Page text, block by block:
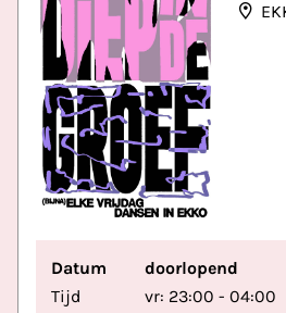
Datum
doorlopend
Tijd
vr: 23:00 - 04:00